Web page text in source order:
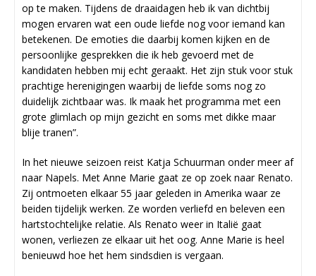
op te maken. Tijdens de draaidagen heb ik van dichtbij
mogen ervaren wat een oude liefde nog voor iemand kan
betekenen. De emoties die daarbij komen kijken en de
persoonlijke gesprekken die ik heb gevoerd met de
kandidaten hebben mij echt geraakt. Het zijn stuk voor stuk
prachtige herenigingen waarbij de liefde soms nog zo
duidelijk zichtbaar was. Ik maak het programma met een
grote glimlach op mijn gezicht en soms met dikke maar
blije tranen”.
In het nieuwe seizoen reist Katja Schuurman onder meer af
naar Napels. Met Anne Marie gaat ze op zoek naar Renato.
Zij ontmoeten elkaar 55 jaar geleden in Amerika waar ze
beiden tijdelijk werken. Ze worden verliefd en beleven een
hartstochtelijke relatie. Als Renato weer in Italië gaat
wonen, verliezen ze elkaar uit het oog. Anne Marie is heel
benieuwd hoe het hem sindsdien is vergaan.